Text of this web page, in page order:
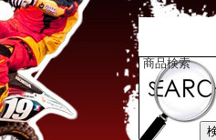
商品検索